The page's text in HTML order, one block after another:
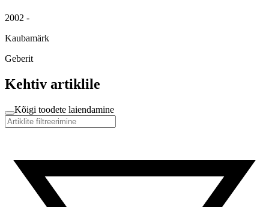
2002 -
Kaubamärk
Geberit
Kehtiv artiklile
Kõigi toodete laiendamine